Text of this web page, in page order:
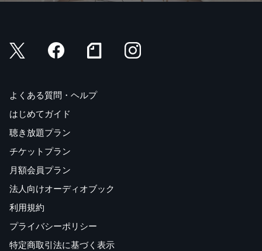
よくある質問・ヘルプ
はじめてガイド
聴き放題プラン
チケットプラン
月額会員プラン
法人向けオーディオブック
利用規約
プライバシーポリシー
特定商取引法に基づく表示